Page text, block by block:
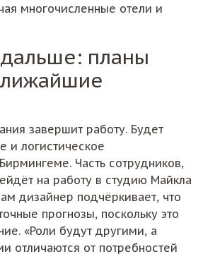
многочисленные отели и
планы
завершит работу. Будет
и логистическое
Часть сотрудников,
на работу в студию Майкла
дизайнер подчёркивает, что
прогнозы, поскольку это
«Роли будут другими, а
отличаются от потребностей